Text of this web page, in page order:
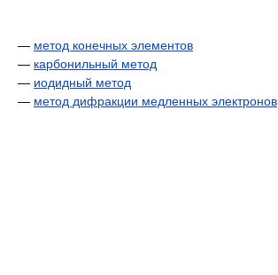
— метод конечных элементов
— карбонильный метод
— иодидный метод
— метод дифракции медленных электронов